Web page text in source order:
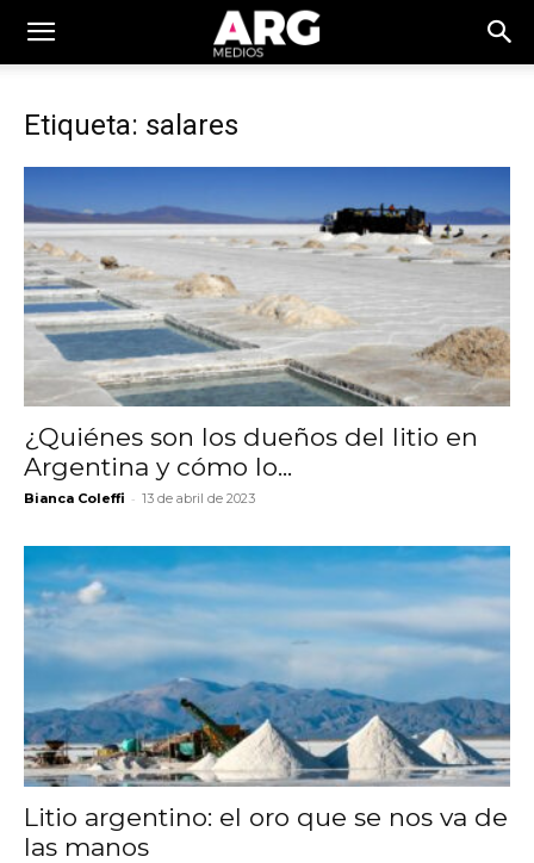
Etiqueta: salares
¿Quiénes son los dueños del litio en
Argentina y cómo lo...
Bianca Coleffi - 13 de abril de 2023
Litio argentino: el oro que se nos va de
las manos